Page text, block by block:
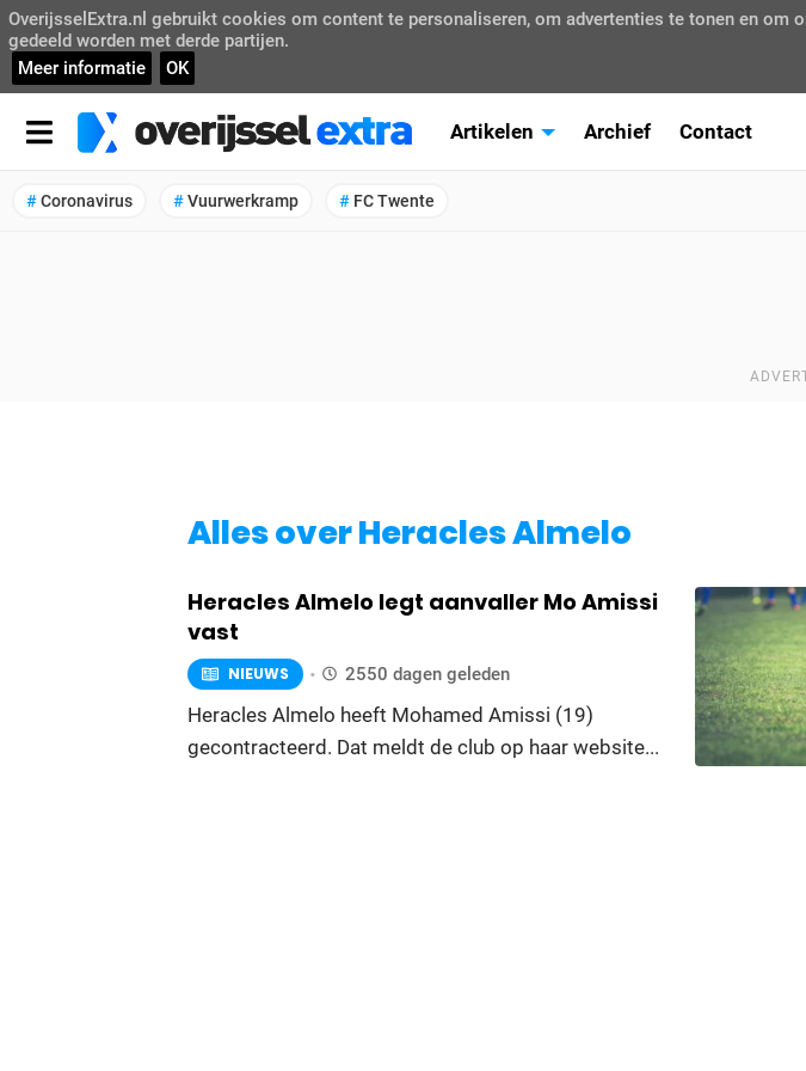
OverijsselExtra.nl gebruikt cookies om content te personaliseren, om advertenties te tonen en
gedeeld worden met derde partijen.
Meer informatie
OK
Artikelen Archief Contact
Coronavirus Vuurwerkramp FC Twente
Alles over Heracles Almelo
Heracles Almelo legt aanvaller Mo Amissi
vast
NIEUWS 2550 dagen geleden
Heracles Almelo heeft Mohamed Amissi (19)
gecontracteerd. Dat meldt de club op haar website...